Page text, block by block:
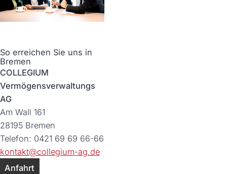
So erreichen Sie uns in
Bremen
COLLEGIUM
Vermögensverwaltungs
AG
Am Wall 161
28195 Bremen
Telefon: 0421 69 69 66-66
kontakt@collegium-ag.de
Anfahrt